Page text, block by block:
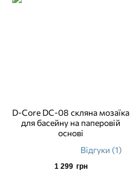
D-Core DC-08 скляна мозаїка
для басейну на паперовій
основі
Відгуки (1)
1 299 грн